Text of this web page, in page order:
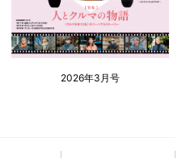
2026年3月号